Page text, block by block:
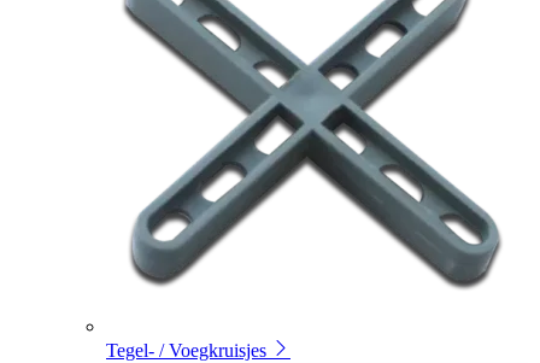
Tegel- / Voegkruisjes